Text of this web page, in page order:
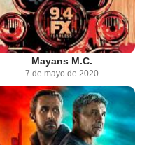
Mayans M.C.
7 de mayo de 2020